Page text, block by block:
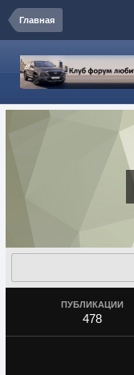
Главная
ПУБЛИКАЦИИ
478